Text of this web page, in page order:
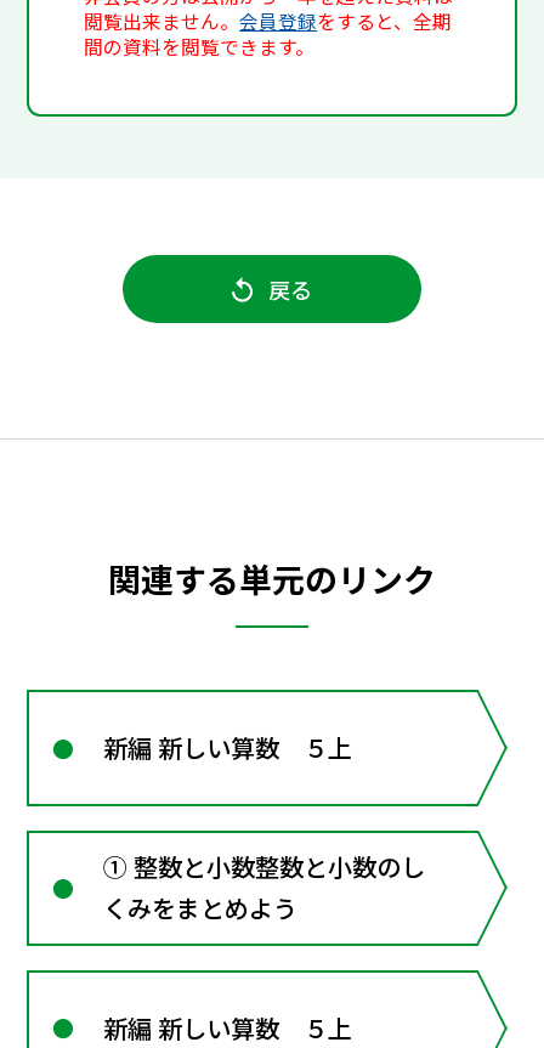
閲覧出来ません。会員登録をすると、全期
間の資料を閲覧できます。
戻る
関連する単元のリンク
新編 新しい算数 ５上
① 整数と小数整数と小数のし
くみをまとめよう
新編 新しい算数 ５上